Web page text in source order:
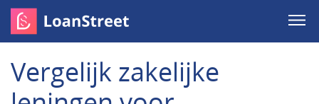
Vergelijk zakelijke